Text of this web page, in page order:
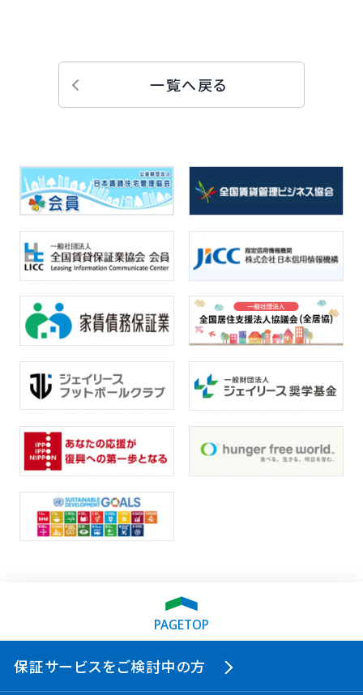
一覧へ戻る
PAGETOP
保証サービスをご検討中の方